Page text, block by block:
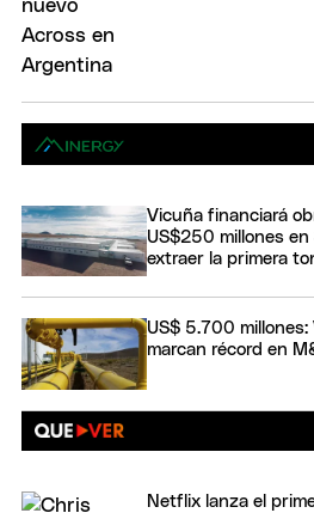
Vicuña financiará
US$250 millones
extraer la primera
US$ 5.700
marcan récord en
Netflix lanza el